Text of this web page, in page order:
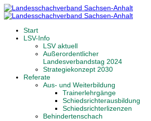
Start
LSV-Info
LSV aktuell
Außerordentlicher
Landesverbandstag 2024
Strategiekonzept 2030
Referate
Aus- und Weiterbildung
Trainerlehrgänge
Schiedsrichterausbildung
Schiedsrichterlizenzen
Behindertenschach